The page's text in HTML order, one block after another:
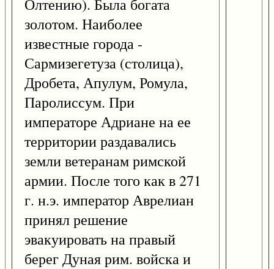
Олтению). Была богата
золотом. Наиболее
известные города -
Сармизегетуза (столица),
Дробета, Апулум, Ромула,
Паролиссум. При
императоре Адриане на ее
территории раздавались
земли ветеранам римской
армии. После того как в 271
г. н.э. император Аврелиан
принял решение
эвакуировать на правый
берег Дуная рим. войска и